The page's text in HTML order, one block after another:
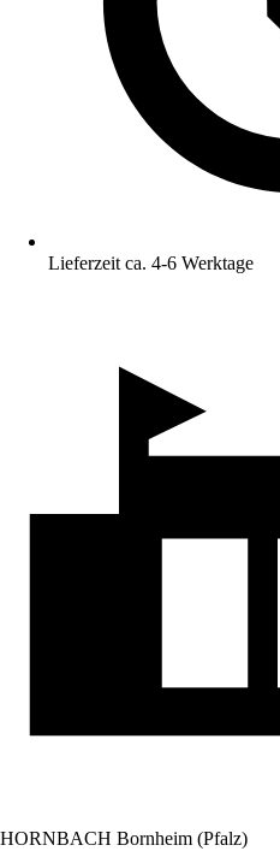
Lieferzeit ca. 4-6 Werktage
HORNBACH Bornheim (Pfalz)